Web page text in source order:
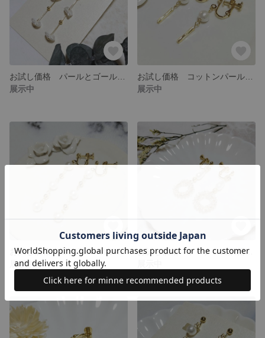
展示中
展示中
お試し価格 揺れるパールのイヤリング
展示中
お試し価格 ドーナツの妖精 揺れるイヤリング